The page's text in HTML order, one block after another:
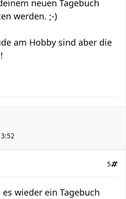
neuen Tagebuch
werden. ;-)
am Hobby sind aber die
5
es wieder ein Tagebuch